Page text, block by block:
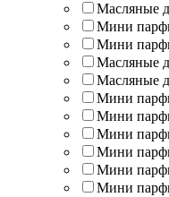
Масляные
Мини
Мини
Масляные
Масляные
Мини
Мини
Мини
Мини
Мини
Мини